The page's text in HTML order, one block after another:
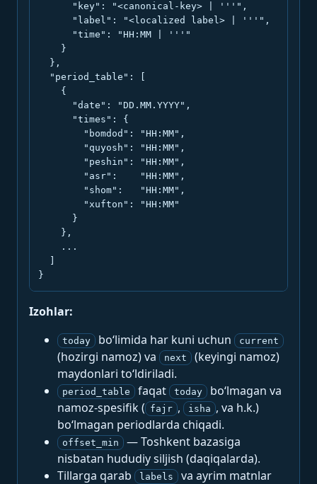
      "key": "<canonical-key> | '''",
      "label": "<localized label> | '''",
      "time": "HH:MM | '''"
    }
  },
  "period_table": [
    {
      "date": "DD.MM.YYYY",
      "times": {
        "bomdod": "HH:MM",
        "quyosh": "HH:MM",
        "peshin": "HH:MM",
        "asr":    "HH:MM",
        "shom":   "HH:MM",
        "xufton": "HH:MM"
      }
    },
    ...
}
Izohlar:
today bo‘limida har kuni uchun current
(hozirgi namoz) va next
(keyingi namoz)
maydonlari to‘ldiriladi.
period_table faqat today
bo‘lmagan va
namoz-spesifik ( fajr , isha , va h.k.)
bo‘lmagan periodlarda chiqadi.
offset_min
— Toshkent bazasiga
nisbatan hududiy siljish (daqiqalarda).
Tillarga qarab
labels
va ayrim matnlar